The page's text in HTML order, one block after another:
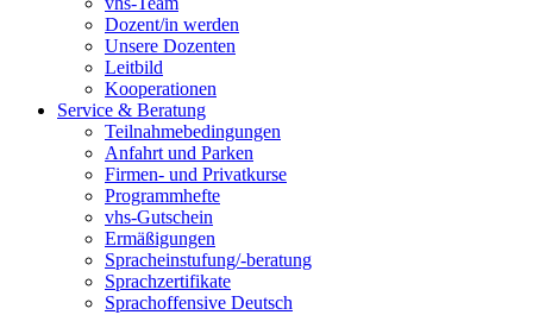
Dozent/in werden
Unsere Dozenten
Leitbild
Kooperationen
Service & Beratung
Teilnahmebedingungen
Anfahrt und Parken
Firmen- und Privatkurse
Programmhefte
vhs-Gutschein
Ermäßigungen
Spracheinstufung/-beratung
Sprachzertifikate
Sprachoffensive Deutsch